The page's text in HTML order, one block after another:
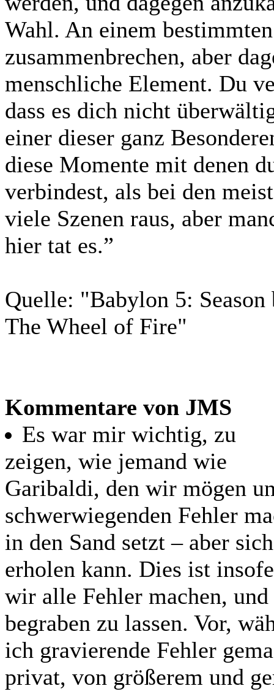
Wahl. An einem
zusammenbrechen, aber
menschliche Element. Du
dass es dich nicht
einer dieser ganz
diese Momente mit denen
verbindest, als bei den
viele Szenen raus, aber
hier tat es.”
Quelle: "Babylon 5:
The Wheel of Fire"
Kommentare von JMS
Es war mir wichtig, zu
zeigen, wie jemand wie
Garibaldi, den wir mögen
schwerwiegenden Fehler
in den Sand setzt – aber
erholen kann. Dies ist
wir alle Fehler machen,
begraben zu lassen. Vor,
ich gravierende Fehler
privat, von größerem und